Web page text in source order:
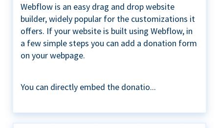
Webflow is an easy drag and drop website
builder, widely popular for the customizations it
offers. If your website is built using Webflow, in
a few simple steps you can add a donation form
on your webpage.
You can directly embed the donatio...